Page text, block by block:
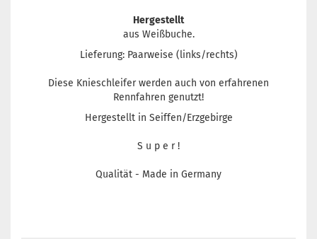
Hergestellt
aus Weißbuche.
Lieferung: Paarweise (links/rechts)
Diese Knieschleifer werden auch von erfahrenen
Rennfahren genutzt!
Hergestellt in Seiffen/Erzgebirge
S u p e r !
Qualität - Made in Germany